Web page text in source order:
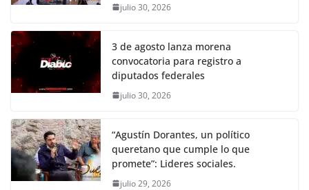
julio 30, 2026
3 de agosto lanza morena
convocatoria para registro a
diputados federales
julio 30, 2026
“Agustín Dorantes, un político
queretano que cumple lo que
promete”: Lideres sociales.
julio 29, 2026